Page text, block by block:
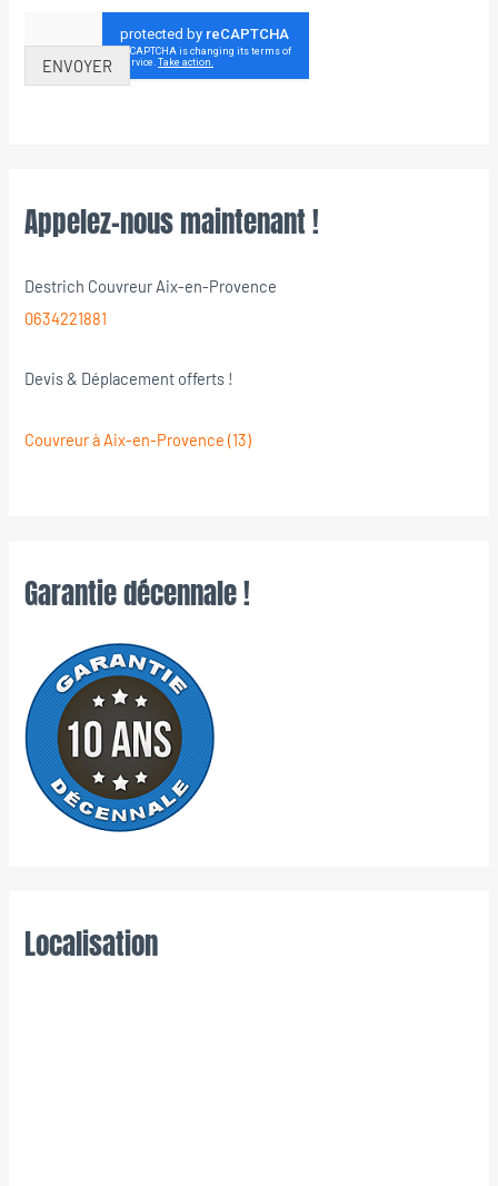
ENVOYER
Appelez-nous maintenant !
Destrich Couvreur Aix-en-Provence
0634221881
Devis & Déplacement offerts !
Couvreur à Aix-en-Provence (13)
Garantie décennale !
Localisation